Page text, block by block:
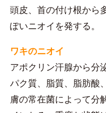
頭皮、首の付け根から
ぽいニオイを発する。
ワキのニオイ
アポクリン汗腺から分
パク質、脂質、脂肪酸
膚の常在菌によって分